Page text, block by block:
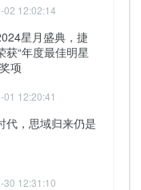
02 12:02:14
星月盛典，捷
获“年度最佳明星
项
12:20:41
代，思域归来仍是
30 12:31:10